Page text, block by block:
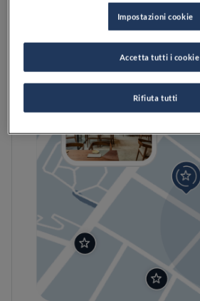
Impostazioni cookie
Rifiuta tutti
Accetta tutti i cookie